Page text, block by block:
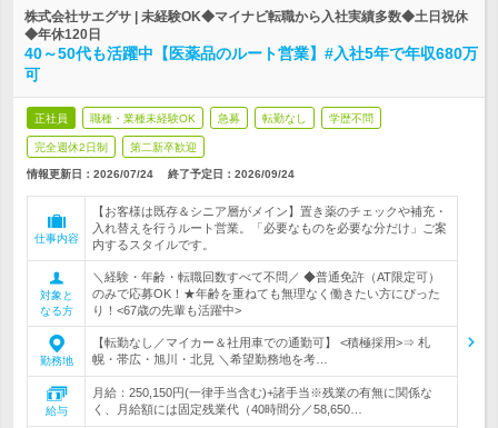
株式会社サエグサ | 未経験OK◆マイナビ転職から入社実績多数◆土日祝休
◆年休120日
40～50代も活躍中【医薬品のルート営業】#入社5年で年収680万
可
正社員 職種・業種未経験OK 急募 転勤なし 学歴不問
完全週休2日制 第二新卒歓迎
情報更新日：2026/07/24 終了予定日： 2026/09/24
仕事内容
【お客様は既存＆シニア層がメイン】置き薬のチェックや補充・
入れ替えを行うルート営業。「必要なものを必要な分だけ」ご案
内するスタイルです。
対象と
なる方
＼経験・年齢・転職回数すべて不問／ ◆普通免許（AT限定可）
のみで応募OK！★年齢を重ねても無理なく働きたい方にぴった
り！<67歳の先輩も活躍中>
勤務地
【転勤なし／マイカー＆社用車での通勤可】 <積極採用>⇒ 札
幌・帯広・旭川・北見 ＼希望勤務地を考…
給与
月給：250,150円(一律手当含む)+諸手当※残業の有無に関係な
く、月給額には固定残業代（40時間分／58,650…